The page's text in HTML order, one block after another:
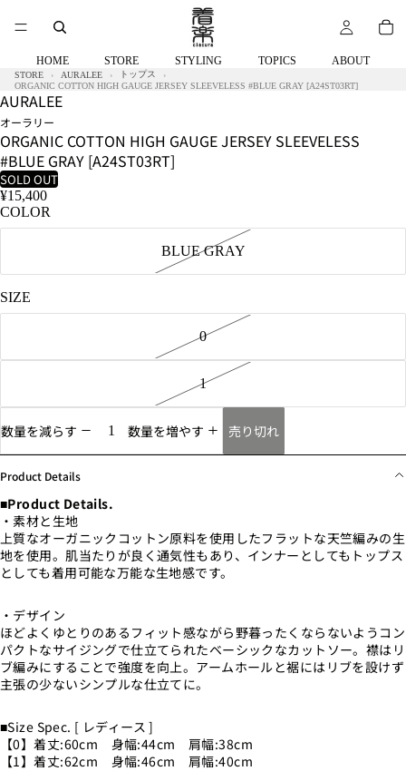
HOME STORE STYLING TOPICS ABOUT
STORE AURALEE
トップス
ORGANIC COTTON HIGH GAUGE JERSEY SLEEVELESS #BLUE GRAY [A24ST03RT]
AURALEE
オーラリー
ORGANIC COTTON HIGH GAUGE JERSEY SLEEVELESS
#BLUE GRAY [A24ST03RT]
SOLD OUT
¥15,400
COLOR
BLUE GRAY
SIZE
0
1
数量を減らす 数量を増やす 売り切れ
Product Details
■Product Details.
・素材と生地
上質なオーガニックコットン原料を使用したフラットな天竺編みの生
地を使用。肌当たりが良く通気性もあり、インナーとしてもトップス
としても着用可能な万能な生地感です。
・デザイン
ほどよくゆとりのあるフィット感ながら野暮ったくならないようコン
パクトなサイジングで仕立てられたベーシックなカットソー。襟はリ
ブ編みにすることで強度を向上。アームホールと裾にはリブを設けず
主張の少ないシンプルな仕立てに。
■Size Spec. [ レディース ]
【0】着丈:60cm 身幅:44cm 肩幅:38cm
【1】着丈:62cm 身幅:46cm 肩幅:40cm